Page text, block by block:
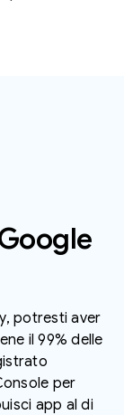
potresti aver
il 99% delle
per
app al di